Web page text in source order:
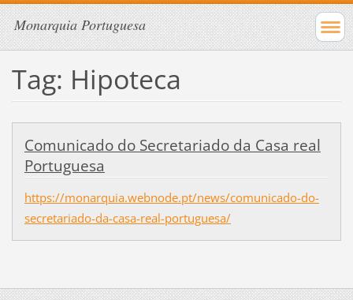
Monarquia Portuguesa
Tag: Hipoteca
Comunicado do Secretariado da Casa real
Portuguesa
https://monarquia.webnode.pt/news/comunicado-do-
secretariado-da-casa-real-portuguesa/